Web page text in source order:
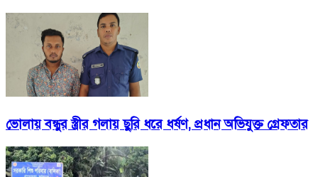
ভোলায় বন্ধুর স্ত্রীর গলায় ছুরি ধরে ধর্ষণ, প্রধান অভিযুক্ত গ্রেফতার